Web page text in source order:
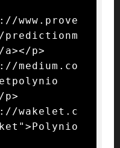
www.prove
predictionm
p>
medium.co
wakelet.c